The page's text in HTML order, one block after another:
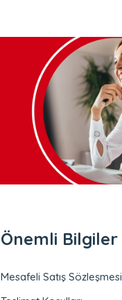
Önemli Bilgiler
Mesafeli Satış Sözleşmesi